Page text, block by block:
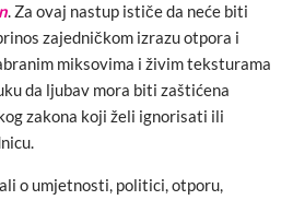
. Za ovaj nastup ističe da neće biti
zajedničkom izrazu otpora i
miksovima i živim teksturama
da ljubav mora biti zaštićena
zakona koji želi ignorisati ili
o umjetnosti, politici, otporu,